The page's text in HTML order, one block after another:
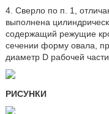
4. Сверло по п. 1,
выполнена
содержащий режущие
сечении форму овала,
диаметр D рабочей части
РИСУНКИ